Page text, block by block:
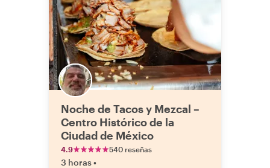
Noche de Tacos y Mezcal –
Centro Histórico de la
Ciudad de México
4.9 540 reseñas
3 horas•